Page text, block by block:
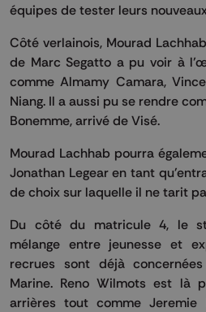
équipes de tester leurs
Côté verlainois, Mourad
de Marc Segatto a pu voir à
comme Almamy Camara,
Niang. Il a aussi pu se rendre
Bonemme, arrivé de Visé.
Mourad Lachhab pourra
Jonathan Legear en tant
de choix sur laquelle il ne tarit
Du côté du matricule 4, le
mélange entre jeunesse et
recrues sont déjà
Marine. Reno Wilmots est là
arrières tout comme Jeremie